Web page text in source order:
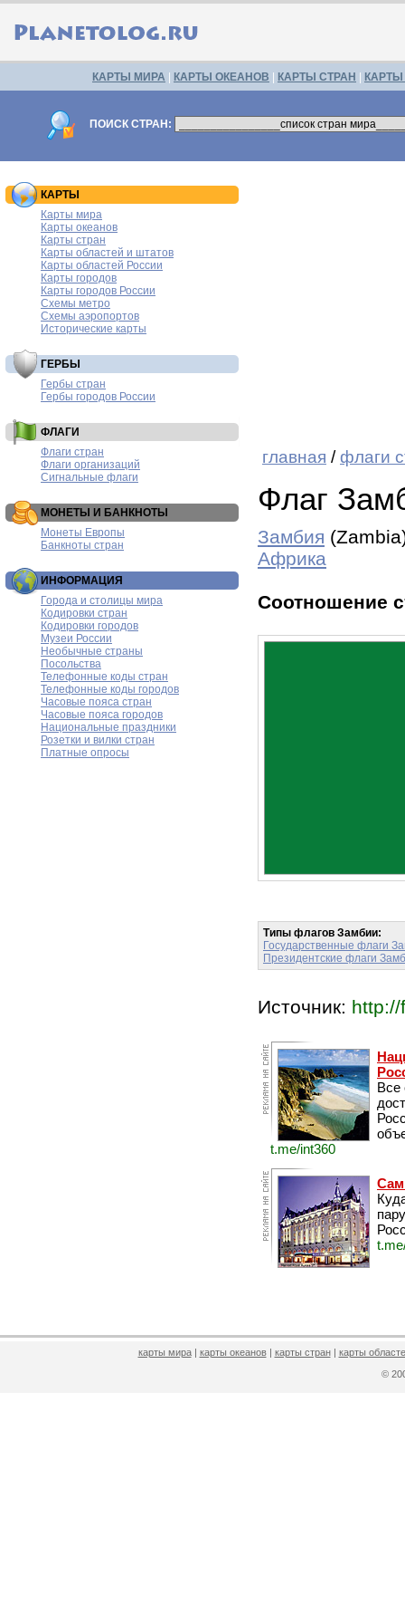
КАРТЫ МИРА КАРТЫ ОКЕАНОВ КАРТЫ СТРАН
ПОИСК СТРАН:
КАРТЫ
Карты мира
Карты океанов
Карты стран
Карты областей и штатов
Карты областей России
Карты городов
Карты городов России
Схемы метро
Схемы аэропортов
Исторические карты
ГЕРБЫ
Гербы стран
Гербы городов России
ФЛАГИ
Флаги стран
Флаги организаций
Сигнальные флаги
МОНЕТЫ И БАНКНОТЫ
Монеты Европы
Банкноты стран
ИНФОРМАЦИЯ
Города и столицы мира
Кодировки стран
Кодировки городов
Музеи России
Необычные страны
Посольства
Телефонные коды стран
Телефонные коды городов
Часовые пояса стран
Часовые пояса городов
Национальные праздники
Розетки и вилки стран
Платные опросы
главная /флаги
Флаг
Замбия
Африка
Соотношение
Типы флагов Замбии:
Государственные флаги
Президентские флаги
Источник:
Все
t.me/int360
карты мира| карты океанов| карты стран| карты
©